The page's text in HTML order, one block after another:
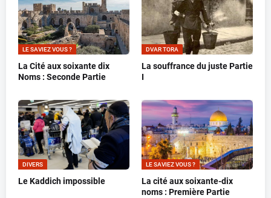
LE SAVIEZ VOUS ?
La Cité aux soixante dix
Noms : Seconde Partie
DVAR TORA
La souffrance du juste Partie
I
DIVERS
Le Kaddich impossible
LE SAVIEZ VOUS ?
La cité aux soixante-dix
noms : Première Partie